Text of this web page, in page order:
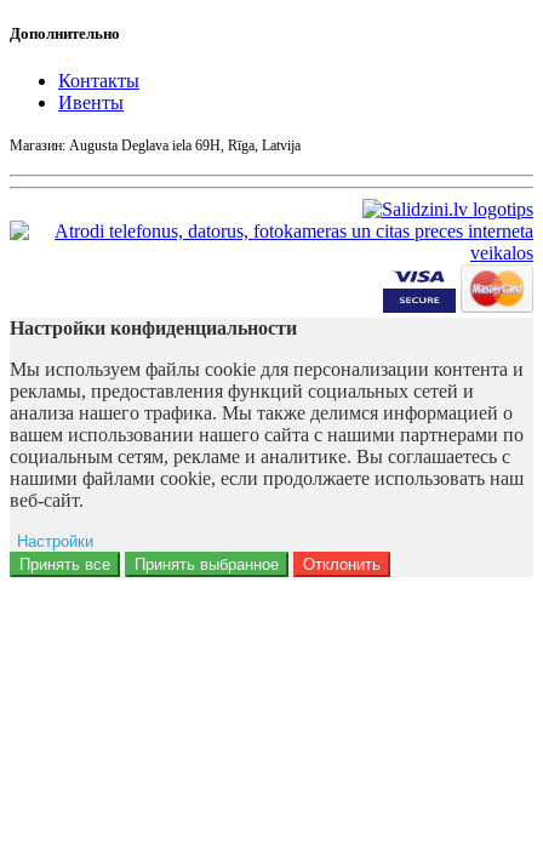
Дополнительно
Контакты
Ивенты
Магазин: Augusta Deglava iela 69H, Rīga, Latvija
Настройки конфиденциальности
Мы используем файлы cookie для персонализации контента и
рекламы, предоставления функций социальных сетей и
анализа нашего трафика. Мы также делимся информацией о
вашем использовании нашего сайта с нашими партнерами по
социальным сетям, рекламе и аналитике. Вы соглашаетесь с
нашими файлами cookie, если продолжаете использовать наш
веб-сайт.
Настройки
Ad storage
Принять все Принять выбранное Отклонить